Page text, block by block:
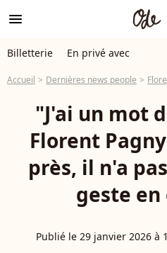
menu
Billetterie En privé avec
Accueil Dernières news people
"J'ai un mot
Florent
près, il n'a
geste
Publié le 29 janvier 2026 à